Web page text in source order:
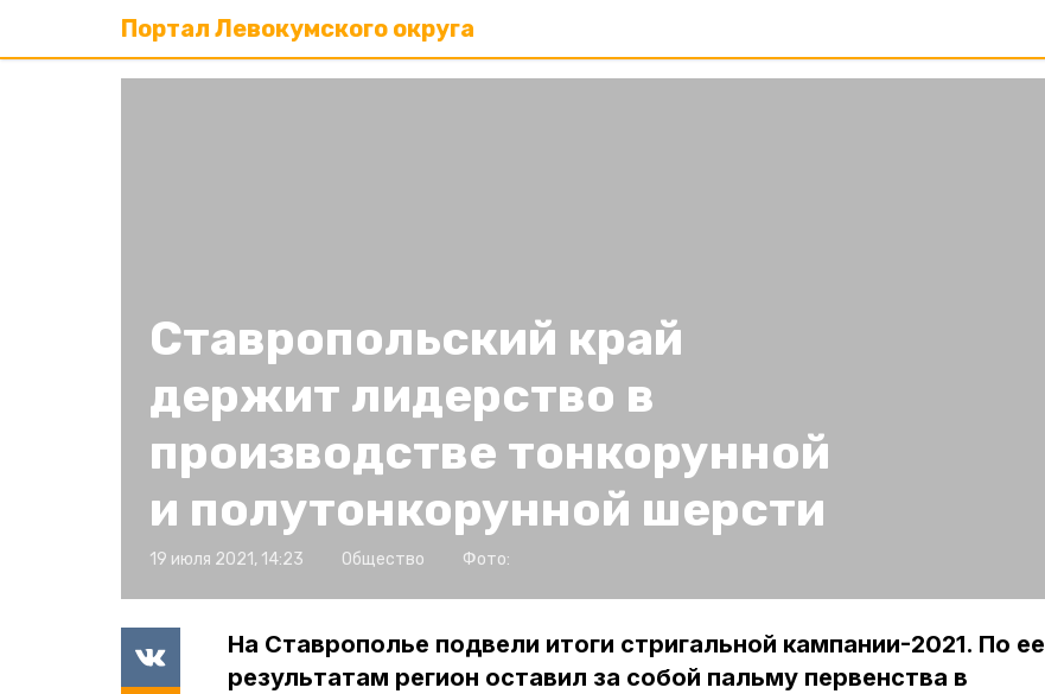
Портал Левокумского округа
Ставропольский край
держит лидерство в
производстве тонкорунной
и полутонкорунной шерсти
19 июля 2021, 14:23 Общество Фото:
На Ставрополье подвели итоги стригальной кампании-2021. По ее
результатам регион оставил за собой пальму первенства в